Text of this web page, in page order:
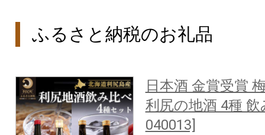
ふるさと納税のお礼品
日本酒 金賞受賞
利尻の地酒 4種
040013]